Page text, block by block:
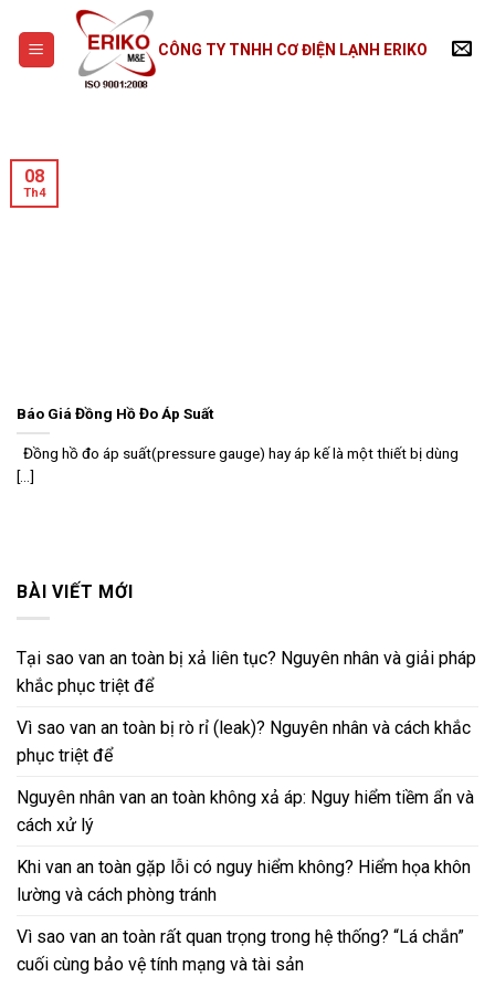
content
CÔNG TY TNHH CƠ ĐIỆN LẠNH ERIKO
Báo Giá Đồng Hồ Đo Áp Suất
Đồng hồ đo áp suất(pressure gauge) hay áp kế là một thiết bị dùng
[...]
08
Th4
BÀI VIẾT MỚI
Tại sao van an toàn bị xả liên tục? Nguyên nhân và giải pháp
khắc phục triệt để
Vì sao van an toàn bị rò rỉ (leak)? Nguyên nhân và cách khắc
phục triệt để
Nguyên nhân van an toàn không xả áp: Nguy hiểm tiềm ẩn và
cách xử lý
Khi van an toàn gặp lỗi có nguy hiểm không? Hiểm họa khôn
lường và cách phòng tránh
Vì sao van an toàn rất quan trọng trong hệ thống? “Lá chắn”
cuối cùng bảo vệ tính mạng và tài sản